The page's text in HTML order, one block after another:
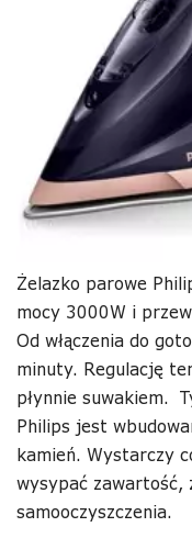
Żelazko parowe
mocy 3000W i
Od włączenia do
minuty. Regulację
płynnie suwakiem.
Philips jest
kamień. Wystarczy
wysypać zawartość,
samooczyszczenia.